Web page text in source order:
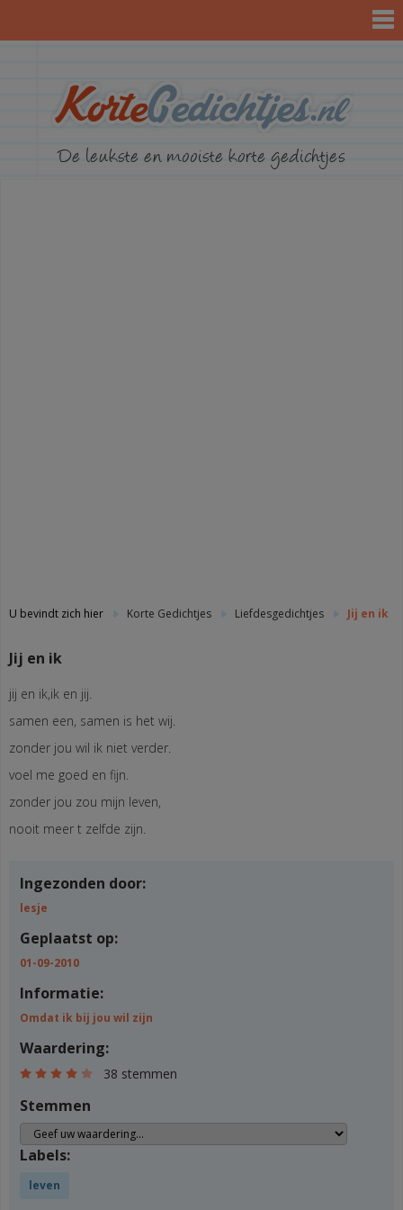
De leukste en mooiste korte gedichtjes
U bevindt zich hier Korte Gedichtjes Liefdesgedichtjes Jij en ik
Jij en ik
jij en ik,ik en jij.
samen een, samen is het wij.
zonder jou wil ik niet verder.
voel me goed en fijn.
zonder jou zou mijn leven,
nooit meer t zelfde zijn.
Ingezonden door:
lesje
Geplaatst op:
01-09-2010
Informatie:
Omdat ik bij jou wil zijn
Waardering:
38 stemmen
Stemmen
Labels:
leven